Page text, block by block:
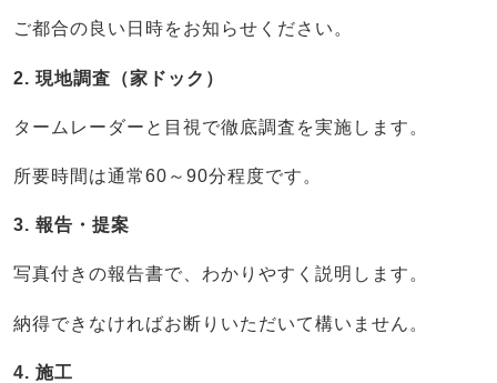
ご都合の良い日時をお知らせください。
2. 現地調査（家ドック）
タームレーダーと目視で徹底調査を実施します。
所要時間は通常60～90分程度です。
3. 報告・提案
写真付きの報告書で、わかりやすく説明します。
納得できなければお断りいただいて構いません。
4. 施工